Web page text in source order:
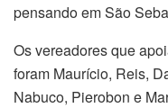
pensando em São
Os vereadores que
foram Maurício, Reis,
Nabuco, Pierobon e